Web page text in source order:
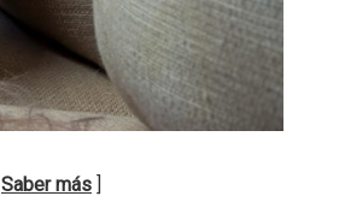
Saber más